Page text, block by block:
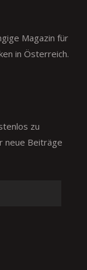
Magazin für
in Österreich.
zu
neue Beiträge